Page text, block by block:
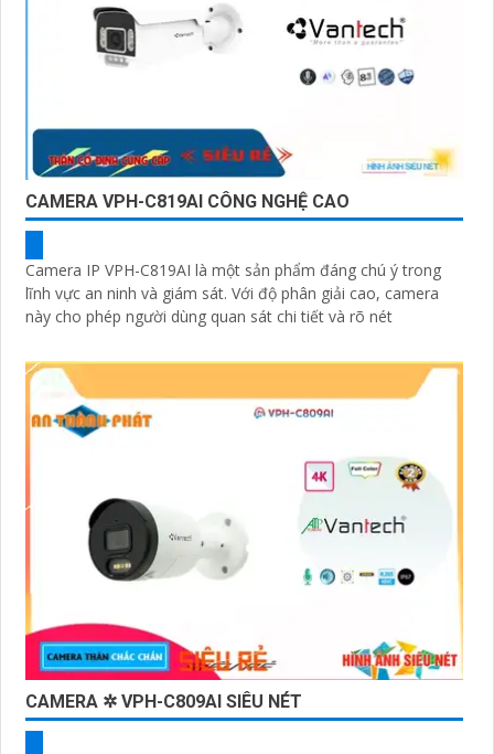
CAMERA VPH-C819AI CÔNG NGHỆ CAO
Camera IP VPH-C819AI là một sản phẩm đáng chú ý trong
lĩnh vực an ninh và giám sát. Với độ phân giải cao, camera
này cho phép người dùng quan sát chi tiết và rõ nét
CAMERA ✲ VPH-C809AI SIÊU NÉT